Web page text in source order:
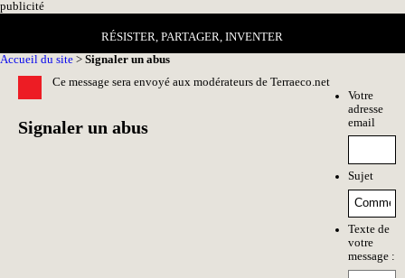
publicité
RÉSISTER, PARTAGER, INVENTER
Accueil du site > Signaler un abus
Ce message sera envoyé aux modérateurs de Terraeco.net
Signaler un abus
Votre
adresse
email
Sujet
Texte de
votre
message :